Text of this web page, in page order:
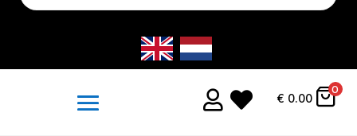
  € 0.00
0